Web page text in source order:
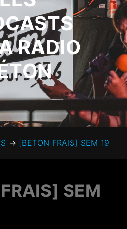
RADIO
→ [BETON FRAIS] SEM 19
SEM